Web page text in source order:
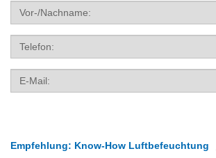
Vor-/Nachname:
Telefon:
Empfehlung: Know-How Luftbefeuchtung